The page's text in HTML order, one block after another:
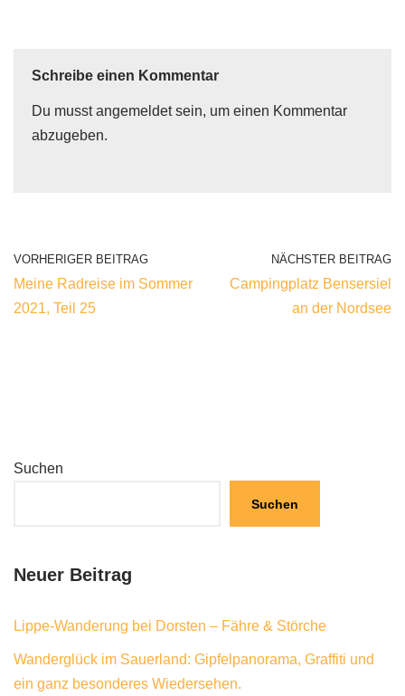
Schreibe einen Kommentar
Du musstangemeldetsein, um einen Kommentar
abzugeben.
VORHERIGER BEITRAG
Meine Radreise im Sommer
2021, Teil 25
NÄCHSTER BEITRAG
Campingplatz Bensersiel
an der Nordsee
Suchen
Suchen
Neuer Beitrag
Lippe-Wanderung bei Dorsten – Fähre & Störche
Wanderglück im Sauerland: Gipfelpanorama, Graffiti und
ein ganz besonderes Wiedersehen.